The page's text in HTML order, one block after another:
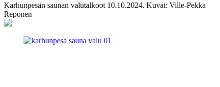
Karhunpesän saunan valutalkoot 10.10.2024. Kuvat: Ville-Pekka
Reponen